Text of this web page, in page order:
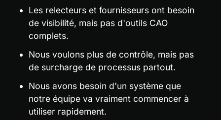
Les relecteurs et fournisseurs ont besoin
de visibilité, mais pas d'outils CAO
complets.
Nous voulons plus de contrôle, mais pas
de surcharge de processus partout.
Nous avons besoin d'un système que
notre équipe va vraiment commencer à
utiliser rapidement.